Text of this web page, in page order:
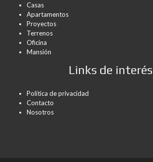
Casas
Apartamentos
Proyectos
Terrenos
Oficina
Mansión
Links de interés
Política de privacidad
Contacto
Nosotros